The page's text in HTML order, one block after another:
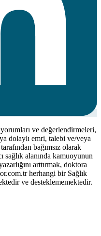
ve değerlendirmeleri,
dolaylı emri, talebi ve/veya
bağımsız olarak
sağlık alanında kamuoyunun
arttırmak, doktora
herhangi bir Sağlık
ve desteklememektedir.